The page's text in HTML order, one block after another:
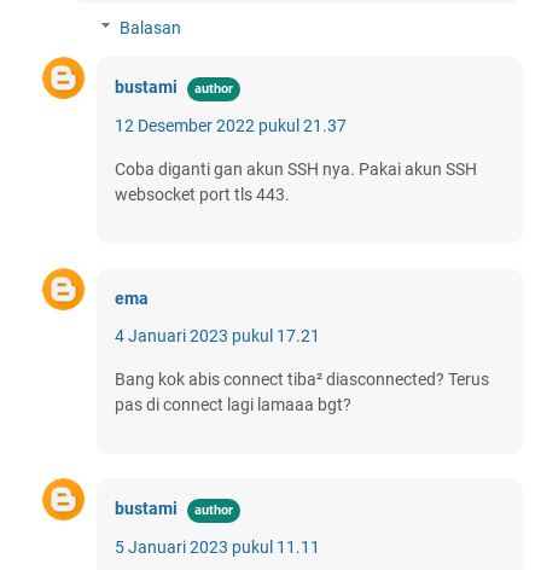
Balasan
bustami
12 Desember 2022 pukul 21.37
Coba diganti gan akun SSH nya. Pakai akun SSH
websocket port tls 443.
ema
4 Januari 2023 pukul 17.21
Bang kok abis connect tiba² diasconnected? Terus
pas di connect lagi lamaaa bgt?
bustami
5 Januari 2023 pukul 11.11